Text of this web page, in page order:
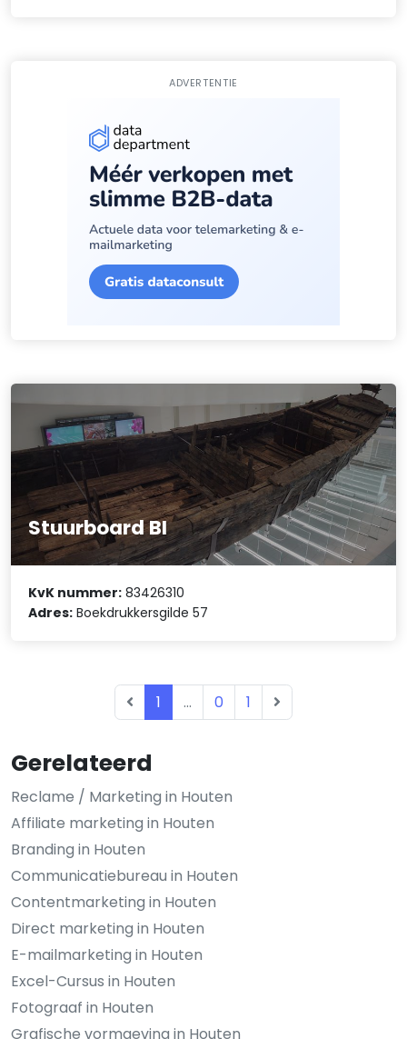
Gerelateerd
Reclame / Marketing in Houten
Affiliate marketing in Houten
Branding in Houten
Communicatiebureau in Houten
Contentmarketing in Houten
Direct marketing in Houten
E-mailmarketing in Houten
Excel-Cursus in Houten
Fotograaf in Houten
Grafische vormgeving in Houten
ADVERTENTIE
Stuurboard BI
KvK nummer: 83426310
Adres: Boekdrukkersgilde 57
1 ... 0 1